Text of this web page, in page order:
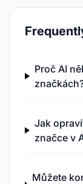
Proč AI
Jak
značce v
Můžete